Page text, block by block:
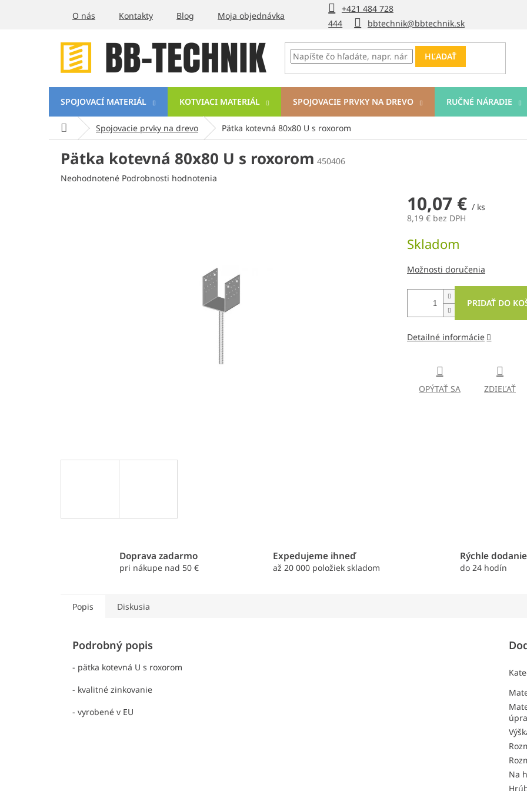
+421 484 728
444
bbtechnik@bbtechnik.sk
O nás Kontakty Blog Moja objednávka
HĽADAŤ
SPOJOVACÍ MATERIÁL KOTVIACI MATERIÁL SPOJOVACIE PRVKY NA DREVO RUČNÉ NÁRADIE
DomovSpojovacie prvky na drevo Pätka kotevná 80x80 U s roxorom
Pätka kotevná 80x80 U s roxorom 450406
Priemerné
Neohodnotené Podrobnosti hodnotenia
10,07 € / ks
8,19 € bez DPH
cena:
Skladom
Možnosti doručenia
PRIDAŤ DO
Detailné informácie
OPÝTAŤ SA ZDIEĽAŤ
Doprava zadarmo
pri nákupe nad 50 €
Expedujeme ihneď
až 20 000 položiek skladom
Rýchle dodanie
do 24 hodín
Popis Diskusia
Podrobný popis
- pätka kotevná U s roxorom
- kvalitné zinkovanie
- vyrobené v EU
Na